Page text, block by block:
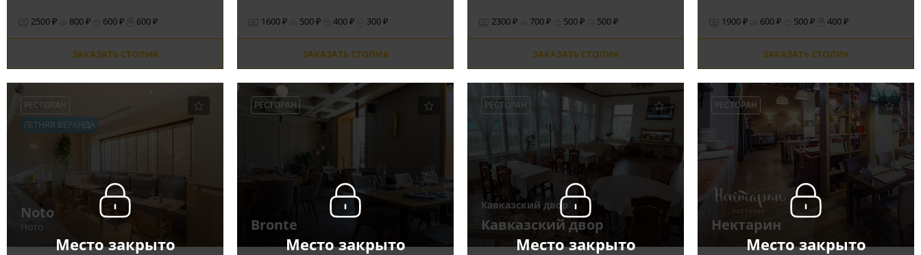
2500 ₽ 800 ₽ 600 ₽ 600 ₽
ЗАКАЗАТЬ СТОЛИК
1600 ₽ 500 ₽ 400 ₽ 300 ₽
ЗАКАЗАТЬ СТОЛИК
2300 ₽ 700 ₽ 500 ₽ 500 ₽
ЗАКАЗАТЬ СТОЛИК
1900 ₽ 600 ₽ 500 ₽ 400 ₽
ЗАКАЗАТЬ СТОЛИК
Место закрыто
РЕСТОРАН
ЛЕТНЯЯ ВЕРАНДА
Noto
Ното
Место закрыто
РЕСТОРАН
Bronte
Место закрыто
РЕСТОРАН
Кавказский двор
Кавказский двор
Место закрыто
РЕСТОРАН
Нектарин